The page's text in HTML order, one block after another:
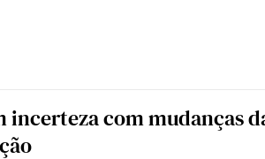
incerteza com mudanças